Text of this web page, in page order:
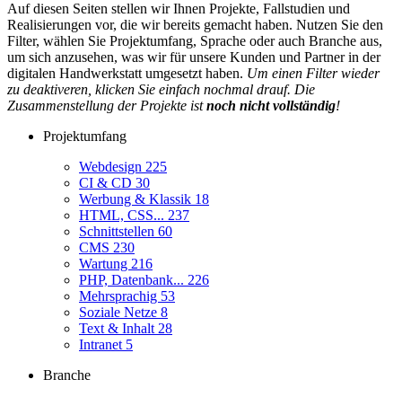
Auf diesen Seiten stellen wir Ihnen Projekte, Fallstudien und
Realisierungen vor, die wir bereits gemacht haben. Nutzen Sie den
Filter, wählen Sie Projektumfang, Sprache oder auch Branche aus,
um sich anzusehen, was wir für unsere Kunden und Partner in der
digitalen Handwerkstatt umgesetzt haben. Um einen Filter wieder
zu deaktiveren, klicken Sie einfach nochmal drauf. Die
Zusammenstellung der Projekte istnoch nicht vollständig!
Projektumfang
Webdesign 225
CI & CD 30
Werbung & Klassik 18
HTML, CSS... 237
Schnittstellen 60
CMS 230
Wartung 216
PHP, Datenbank... 226
Mehrsprachig 53
Soziale Netze 8
Text & Inhalt 28
Intranet 5
Branche